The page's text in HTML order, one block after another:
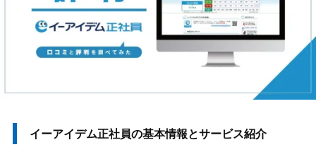
イーアイデム正社員の基本情報とサービス紹介